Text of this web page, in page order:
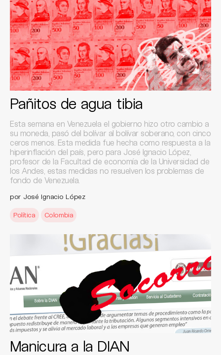
Pañitos de agua tibia
Esta semana en Venezuela el gobierno hizo otro cambio a
su moneda, pasó del bolívar al bolívar soberano, con cinco
ceros menos. Esta medida fue hecha como respuesta a la
hiperinflación del país, pero para José Ignacio López,
profesor de la Facultad de economía de la Universidad de
los Andes, estas medidas no resuelven los problemas de
fondo de Venezuela.
por José Ignacio López
Política Colombia
Manicura a la DIAN